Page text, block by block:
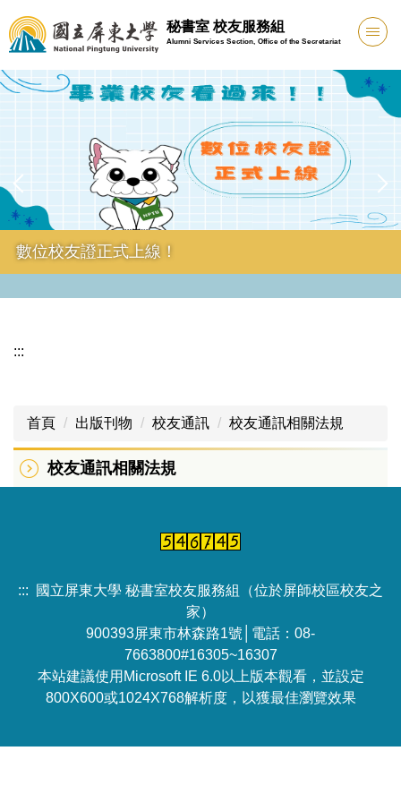
跳
到
主
要
秘書室 校友服務組
Alumni Services Section, Office of the Secretariat
數位校友證正式上線！
:::
首頁 出版刊物 校友通訊 校友通訊相關法規
校友通訊相關法規
::: 國立屏東大學 秘書室校友服務組（位於屏師校區校友之
家）
900393屏東市林森路1號│電話：08-
7663800#16305~16307
本站建議使用Microsoft IE 6.0以上版本觀看，並設定
800X600或1024X768解析度，以獲最佳瀏覽效果